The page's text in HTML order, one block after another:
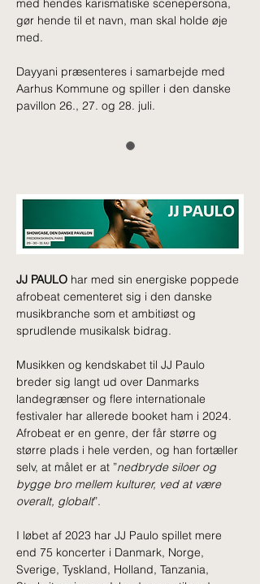
med hendes karismatiske scenepersona,
gør hende til et navn, man skal holde øje
med.
Dayyani præsenteres i samarbejde med
Aarhus Kommune og spiller i den danske
pavillon 26., 27. og 28. juli.
JJ PAULO har med sin energiske poppede
afrobeat cementeret sig i den danske
musikbranche som et ambitiøst og
sprudlende musikalsk bidrag.
Musikken og kendskabet til JJ Paulo
breder sig langt ud over Danmarks
landegrænser og flere internationale
festivaler har allerede booket ham i 2024.
Afrobeat er en genre, der får større og
større plads i hele verden, og han fortæller
selv, at målet er at ”nedbryde siloer og
bygge bro mellem kulturer, ved at være
overalt, globalt”.
I løbet af 2023 har JJ Paulo spillet mere
end 75 koncerter i Danmark, Norge,
Sverige, Tyskland, Holland, Tanzania,